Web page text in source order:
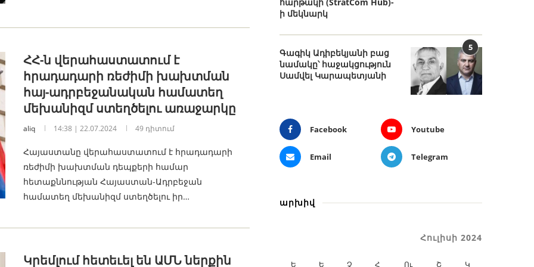
ՀՀ-ն վերահաստատում է
հրադադարի ռեժիմի խախտման
հայ-ադրբեջանական համատեղ
մեխանիզմ ստեղծելու առաջարկը
aliq 14:38 | 22.07.2024 49 դիտում
Հայաստանը վերահաստատում է հրադադարի
ռեժիմի խախտման դեպքերի համար
հետաքննության Հայաստան-Ադրբեջան
համատեղ մեխանիզմ ստեղծելու իր…
Կրեմլում հետեւել են ԱՄՆ ներքին
ի մեկնարկ
5
Գագիկ Ադիբեկյանի բաց
նամակը՝ հաջակցություն
Սամվել Կարապետյանի
Facebook Youtube
Email Telegram
արխիվ
Հուլիսի 2024
Ե Ե Չ Հ Ու Շ Կ